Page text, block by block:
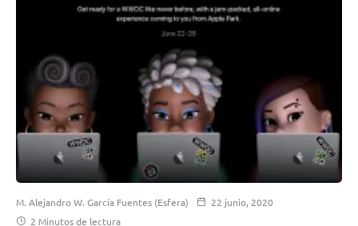
M. Alejandro W. García Fuentes (Esfera)
22 junio, 2020
2 Minutos de lectura